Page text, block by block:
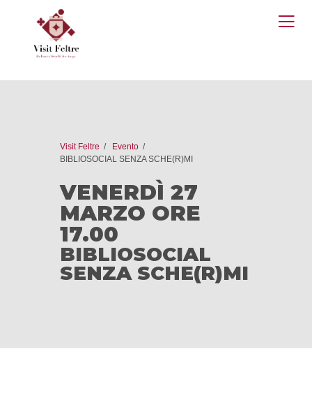
Visit Feltre
Evento
BIBLIOSOCIAL SENZA SCHE(R)MI
VENERDÌ 27
MARZO ORE
17.00
BIBLIOSOCIAL
SENZA SCHE(R)MI